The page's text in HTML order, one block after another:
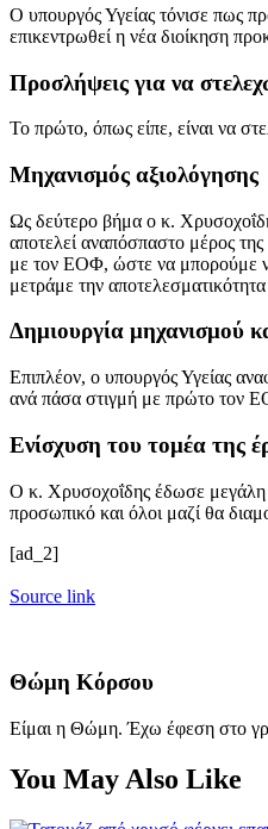
Ο υπουργός Υγείας τόνισε πως
επικεντρωθεί η νέα διοίκηση
Προσλήψεις για να
Το πρώτο, όπως είπε, είναι να
Μηχανισμός αξιολόγησης
Ως δεύτερο βήμα ο κ.
αποτελεί αναπόσπαστο μέρος
με τον ΕΟΦ, ώστε να μπορούμε
μετράμε την
Δημιουργία μηχανισμού
Επιπλέον, ο υπουργός Υγείας
ανά πάσα στιγμή με πρώτο τον
Ενίσχυση του τομέα της
Ο κ. Χρυσοχοΐδης έδωσε μεγάλη
προσωπικό και όλοι μαζί θα
[ad_2]
Source link
Θώμη Κόρσου
Είμαι η Θώμη. Έχω έφεση στο
You May Also Like